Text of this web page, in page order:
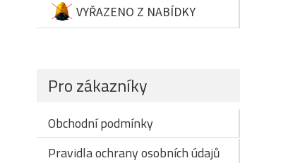
VYŘAZENO Z NABÍDKY
Pro zákazníky
Obchodní podmínky
Pravidla ochrany osobních údajů